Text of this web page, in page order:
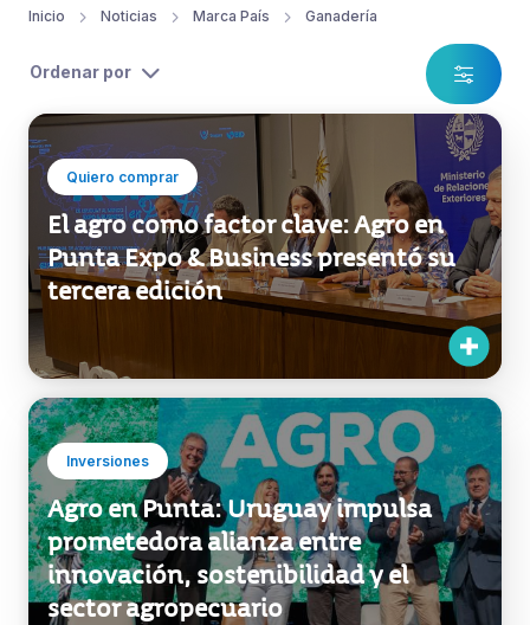
Inicio Noticias Marca País Ganadería
Ordenar por
Quiero comprar
El agro como factor clave: Agro en
Punta Expo & Business presentó su
tercera edición
Inversiones
Agro en Punta: Uruguay impulsa
prometedora alianza entre
innovación, sostenibilidad y el
sector agropecuario